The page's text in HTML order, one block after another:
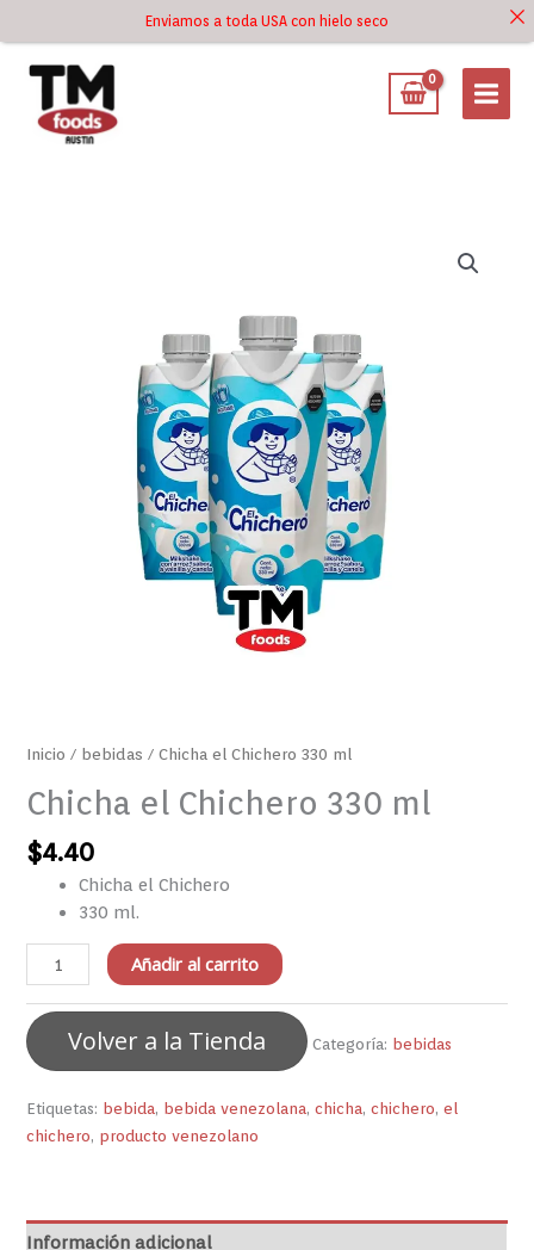
Enviamos a toda USA con hielo seco
al
contenido
Inicio / bebidas / Chicha el Chichero 330 ml
Chicha el Chichero 330 ml
$4.40
Chicha el Chichero
330 ml.
Añadir al carrito
Volver a la Tienda Categoría: bebidas
Etiquetas: bebida, bebida venezolana,chicha,chichero,el
chichero, producto venezolano
Información adicional